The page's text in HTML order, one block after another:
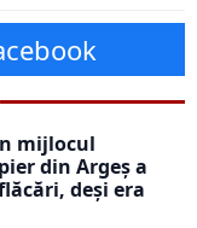
mijlocul
din Argeș a
deși era